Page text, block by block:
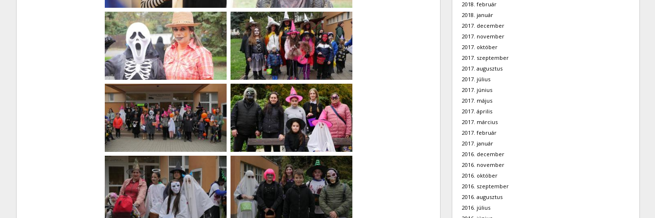
2018. február
2018. január
2017. december
2017. november
2017. október
2017. szeptember
2017. augusztus
2017. július
2017. június
2017. május
2017. április
2017. március
2017. február
2017. január
2016. december
2016. november
2016. október
2016. szeptember
2016. augusztus
2016. július